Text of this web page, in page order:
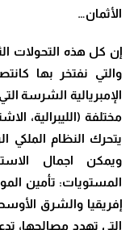
الأثمان…
إن كل هذه التحولات
والتي نفتخر بها
الإمبريالية الشرسة
مختلفة (الليبرالية،
يتحرك النظام الملكي
ويمكن اجمال
المستويات: تأمين
إفريقيا والشرق
التي تهدد مصالحها،